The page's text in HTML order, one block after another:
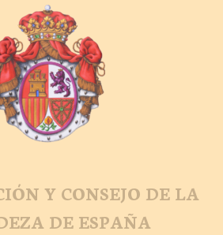
Y CONSEJO DE LA
DE ESPAÑA